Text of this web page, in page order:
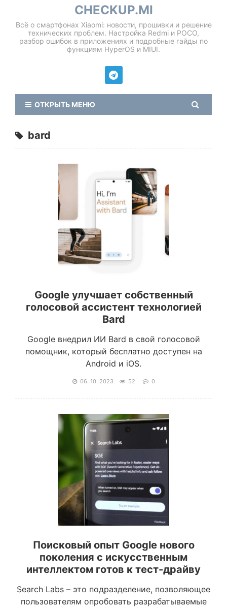
CHECKUP.MI
Всё о смартфонах Xiaomi: новости, прошивки и решение
технических проблем. Настройка Redmi и POCO,
разбор ошибок в приложениях и подробные гайды по
функциям HyperOS и MIUI.
ОТКРЫТЬ МЕНЮ
bard
Google улучшает собственный
голосовой ассистент технологией
Bard
Google внедрил ИИ Bard в свой голосовой
помощник, который бесплатно доступен на
Android и iOS.
06. 10. 2023 52 0
Поисковый опыт Google нового
поколения с искусственным
интеллектом готов к тест-драйву
Search Labs – это подразделение, позволяющее
пользователям опробовать разрабатываемые